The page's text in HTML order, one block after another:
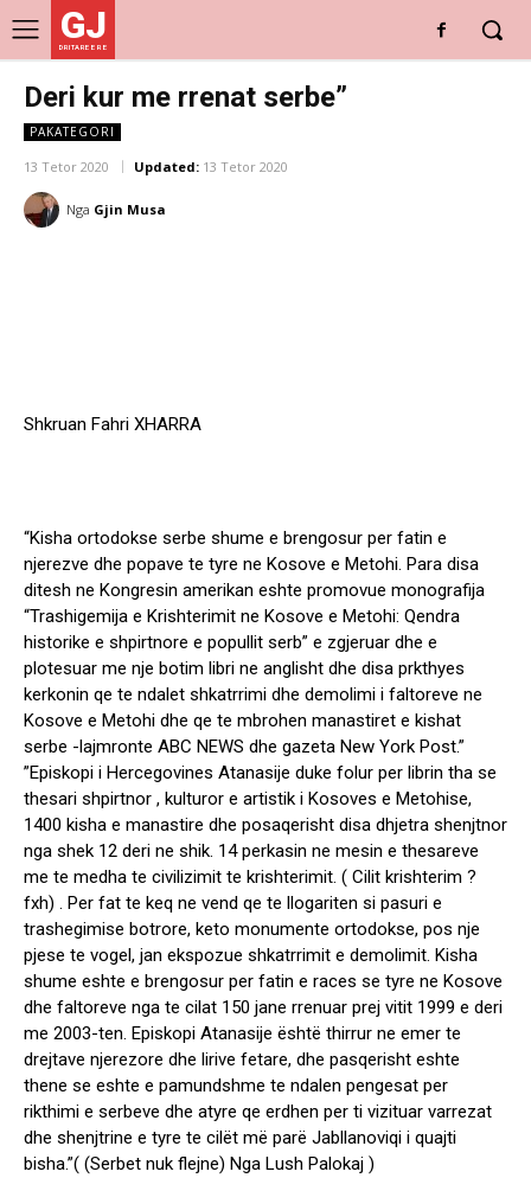
GJ
DRITARE E RE
Deri kur me rrenat serbe”
PAKATEGORI
13 Tetor 2020 Updated: 13 Tetor 2020
Nga Gjin Musa
Shkruan Fahri XHARRA
“Kisha ortodokse serbe shume e brengosur per fatin e
njerezve dhe popave te tyre ne Kosove e Metohi. Para disa
ditesh ne Kongresin amerikan eshte promovue monografija
“Trashigemija e Krishterimit ne Kosove e Metohi: Qendra
historike e shpirtnore e popullit serb” e zgjeruar dhe e
plotesuar me nje botim libri ne anglisht dhe disa prkthyes
kerkonin qe te ndalet shkatrrimi dhe demolimi i faltoreve ne
Kosove e Metohi dhe qe te mbrohen manastiret e kishat
serbe -lajmronte ABC NEWS dhe gazeta New York Post.”
”Episkopi i Hercegovines Atanasije duke folur per librin tha se
thesari shpirtnor , kulturor e artistik i Kosoves e Metohise,
1400 kisha e manastire dhe posaqerisht disa dhjetra shenjtnor
nga shek 12 deri ne shik. 14 perkasin ne mesin e thesareve
me te medha te civilizimit te krishterimit. ( Cilit krishterim ?
fxh) . Per fat te keq ne vend qe te llogariten si pasuri e
trashegimise botrore, keto monumente ortodokse, pos nje
pjese te vogel, jan ekspozue shkatrrimit e demolimit. Kisha
shume eshte e brengosur per fatin e races se tyre ne Kosove
dhe faltoreve nga te cilat 150 jane rrenuar prej vitit 1999 e deri
me 2003-ten. Episkopi Atanasije është thirrur ne emer te
drejtave njerezore dhe lirive fetare, dhe pasqerisht eshte
thene se eshte e pamundshme te ndalen pengesat per
rikthimi e serbeve dhe atyre qe erdhen per ti vizituar varrezat
dhe shenjtrine e tyre te cilët më parë Jabllanoviqi i quajti
bisha.”( (Serbet nuk flejne) Nga Lush Palokaj )